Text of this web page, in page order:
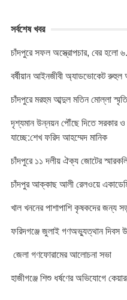
সর্বশেষ খবর
চাঁদপুরে সফল অস্ত্রোপচার, বের হলো
বর্ষীয়ান আইনজীবী অ্যাডভোকেট রুহুল
চাঁদপুরে মরহুম আব্দুল মতিন মোল্লা স্মৃতি
দৃশ্যমান উন্নয়ন পৌঁছে দিতে সরকার
যাচ্ছে:শেখ ফরিদ আহম্মেদ মানিক
চাঁদপুরে ১১ দলীয় ঐক্য জোটের
চাঁদপুর আক্কাছ আলী রেলওয়ে
খাল খননের পাশাপাশি কৃষকদের জন্য
ফরিদগঞ্জে জুলাই গণঅভ্যুত্থান দিবস
জেলা গণফোরামের আলোচনা সভা
হাজীগঞ্জে শিশু ধর্ষণের অভিযোগে